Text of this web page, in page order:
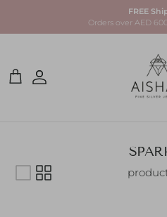
FREE
Orders over AED